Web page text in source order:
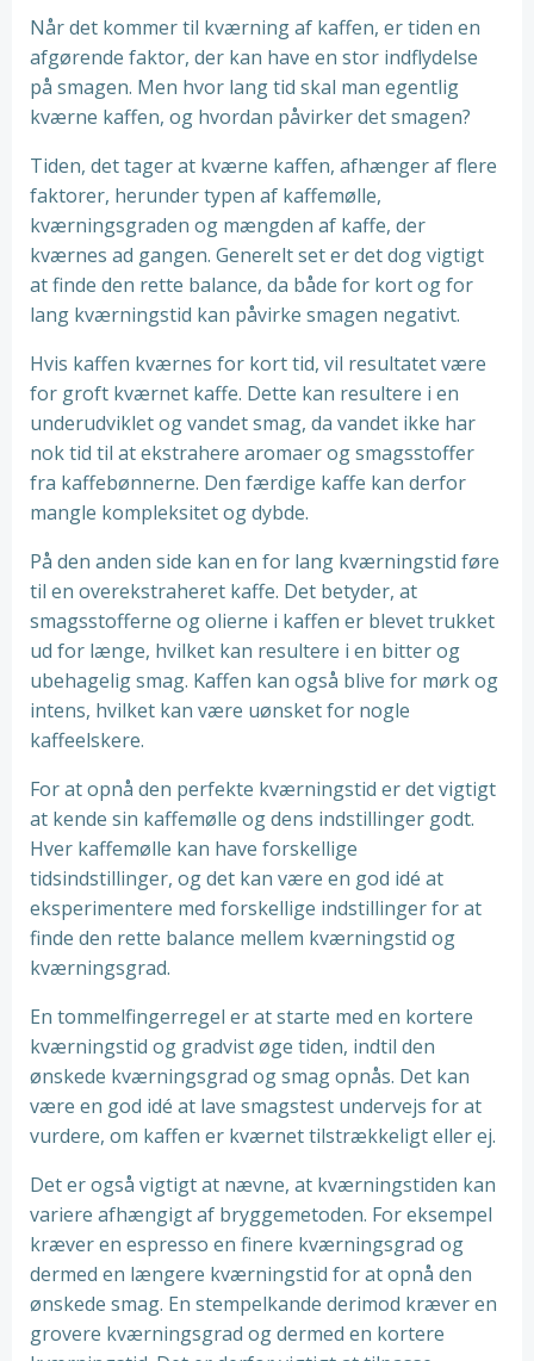
Når det kommer til kværning af kaffen, er tiden en
afgørende faktor, der kan have en stor indflydelse
på smagen. Men hvor lang tid skal man egentlig
kværne kaffen, og hvordan påvirker det smagen?
Tiden, det tager at kværne kaffen, afhænger af flere
faktorer, herunder typen af kaffemølle,
kværningsgraden og mængden af kaffe, der
kværnes ad gangen. Generelt set er det dog vigtigt
at finde den rette balance, da både for kort og for
lang kværningstid kan påvirke smagen negativt.
Hvis kaffen kværnes for kort tid, vil resultatet være
for groft kværnet kaffe. Dette kan resultere i en
underudviklet og vandet smag, da vandet ikke har
nok tid til at ekstrahere aromaer og smagsstoffer
fra kaffebønnerne. Den færdige kaffe kan derfor
mangle kompleksitet og dybde.
På den anden side kan en for lang kværningstid føre
til en overekstraheret kaffe. Det betyder, at
smagsstofferne og olierne i kaffen er blevet trukket
ud for længe, hvilket kan resultere i en bitter og
ubehagelig smag. Kaffen kan også blive for mørk og
intens, hvilket kan være uønsket for nogle
kaffeelskere.
For at opnå den perfekte kværningstid er det vigtigt
at kende sin kaffemølle og dens indstillinger godt.
Hver kaffemølle kan have forskellige
tidsindstillinger, og det kan være en god idé at
eksperimentere med forskellige indstillinger for at
finde den rette balance mellem kværningstid og
kværningsgrad.
En tommelfingerregel er at starte med en kortere
kværningstid og gradvist øge tiden, indtil den
ønskede kværningsgrad og smag opnås. Det kan
være en god idé at lave smagstest undervejs for at
vurdere, om kaffen er kværnet tilstrækkeligt eller ej.
Det er også vigtigt at nævne, at kværningstiden kan
variere afhængigt af bryggemetoden. For eksempel
kræver en espresso en finere kværningsgrad og
dermed en længere kværningstid for at opnå den
ønskede smag. En stempelkande derimod kræver en
grovere kværningsgrad og dermed en kortere